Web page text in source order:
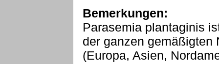
Bemerkungen:
Parasemia plantaginis
der ganzen gemäßigten
(Europa, Asien,